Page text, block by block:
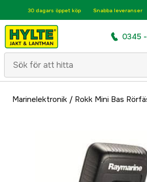
30 dagars öppet köp Snabba leveranser
0345
Marinelektronik / Rokk Mini Bas